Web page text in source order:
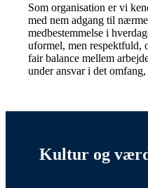
Som organisation er vi
med nem adgang til
medbestemmelse i
uformel, men respektfuld,
fair balance mellem
under ansvar i det
Kultur og